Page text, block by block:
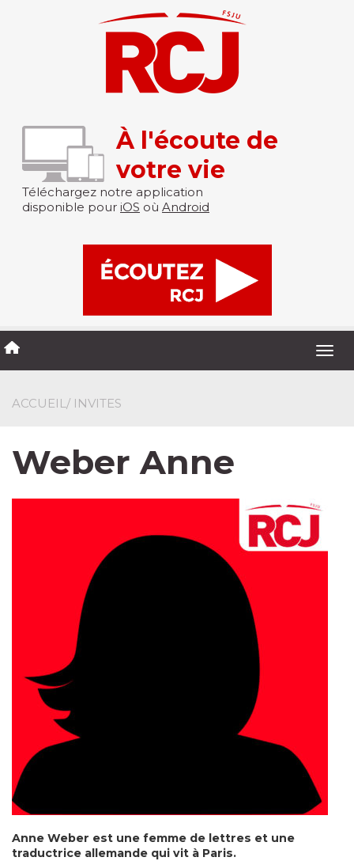
À l'écoute de
votre vie
Téléchargez notre application
disponible pour iOS où Android
ACCUEIL/ INVITES
Weber Anne
Anne Weber est une femme de lettres et une
traductrice allemande qui vit à Paris.